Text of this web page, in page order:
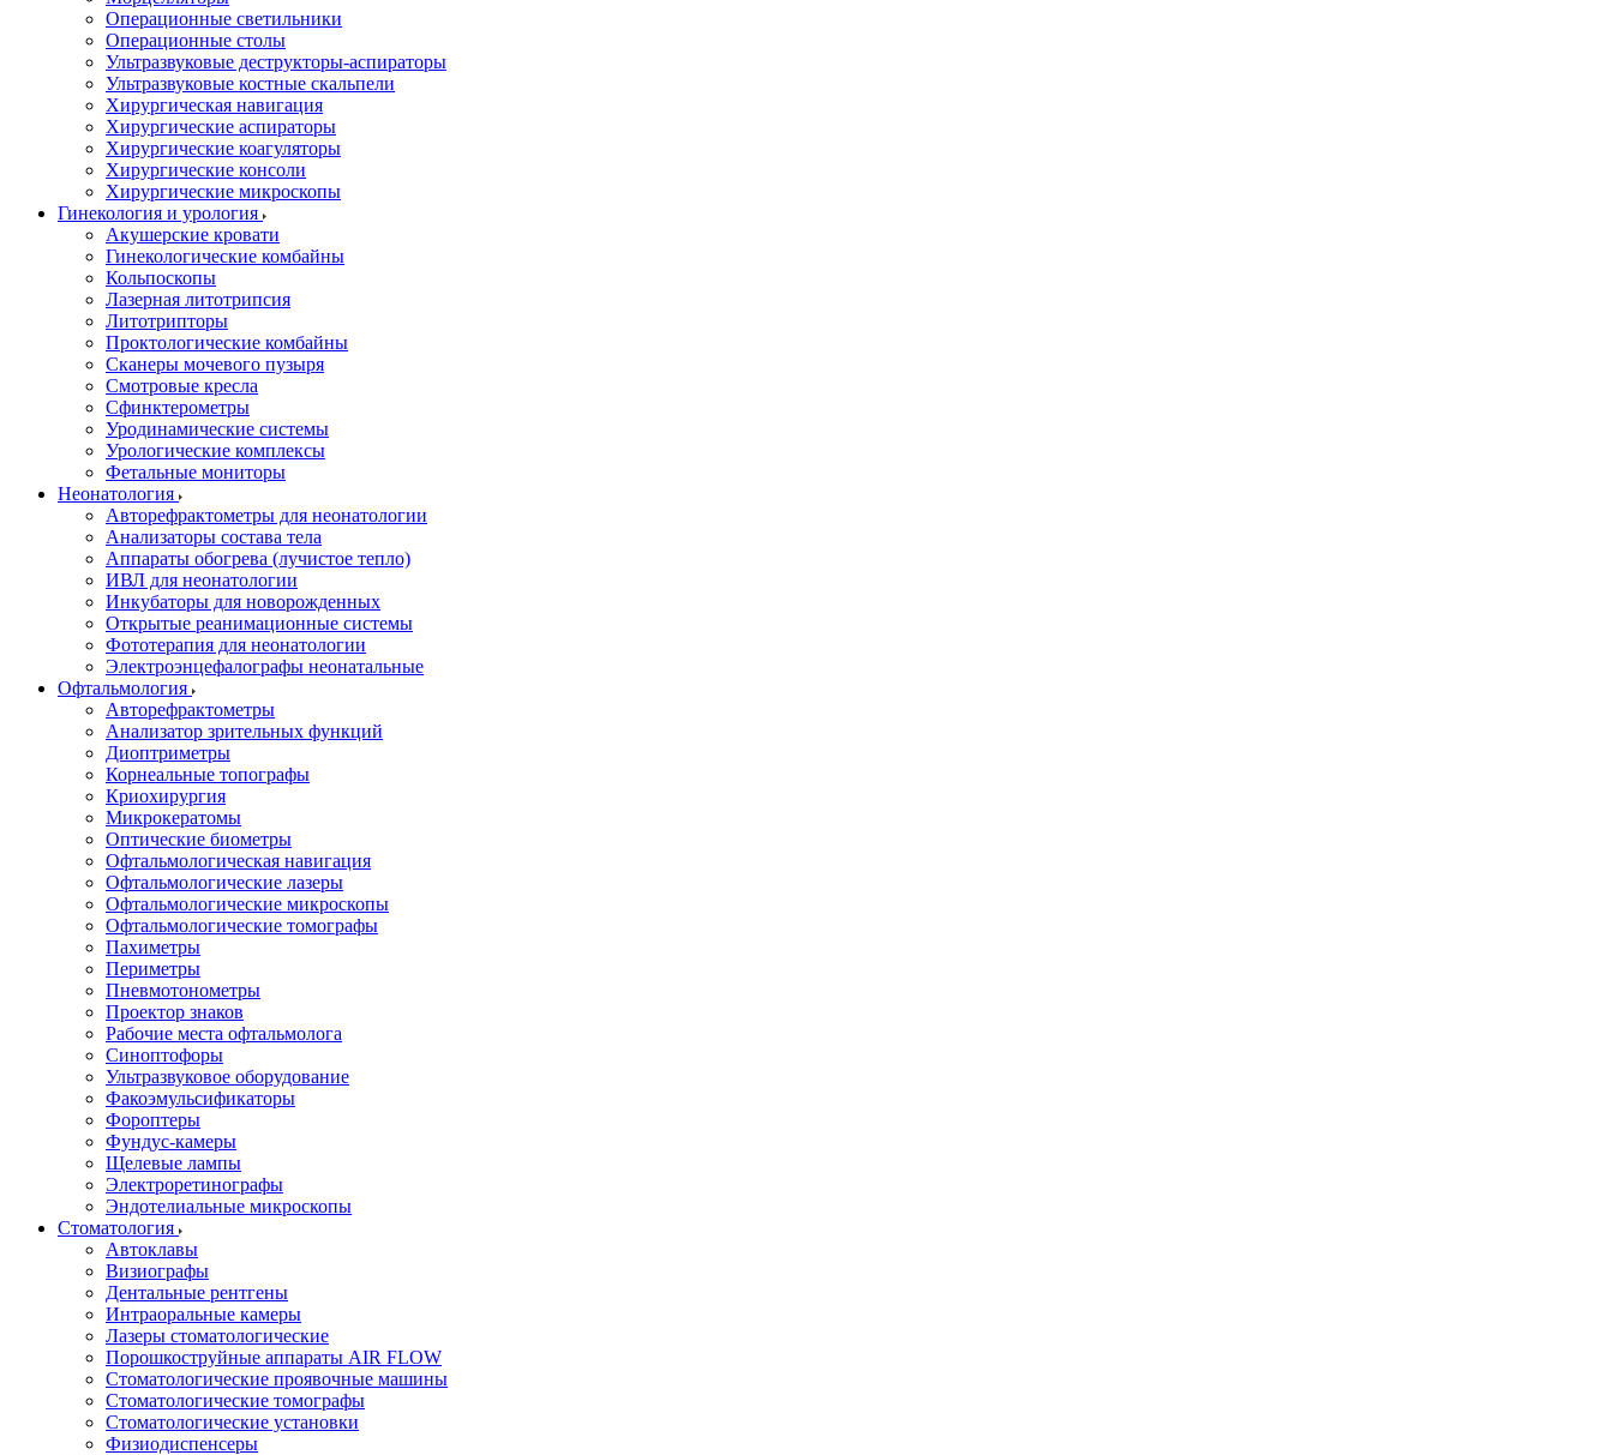
Операционные светильники
Операционные столы
Ультразвуковые деструкторы-аспираторы
Ультразвуковые костные скальпели
Хирургическая навигация
Хирургические аспираторы
Хирургические коагуляторы
Хирургические консоли
Хирургические микроскопы
Гинекология и урология
Акушерские кровати
Гинекологические комбайны
Кольпоскопы
Лазерная литотрипсия
Литотрипторы
Проктологические комбайны
Сканеры мочевого пузыря
Смотровые кресла
Сфинктерометры
Уродинамические системы
Урологические комплексы
Фетальные мониторы
Неонатология
Авторефрактометры для неонатологии
Анализаторы состава тела
Аппараты обогрева (лучистое тепло)
ИВЛ для неонатологии
Инкубаторы для новорожденных
Открытые реанимационные системы
Фототерапия для неонатологии
Электроэнцефалографы неонатальные
Офтальмология
Авторефрактометры
Анализатор зрительных функций
Диоптриметры
Корнеальные топографы
Криохирургия
Микрокератомы
Оптические биометры
Офтальмологическая навигация
Офтальмологические лазеры
Офтальмологические микроскопы
Офтальмологические томографы
Пахиметры
Периметры
Пневмотонометры
Проектор знаков
Рабочие места офтальмолога
Синоптофоры
Ультразвуковое оборудование
Факоэмульсификаторы
Фороптеры
Фундус-камеры
Щелевые лампы
Электроретинографы
Эндотелиальные микроскопы
Стоматология
Автоклавы
Визиографы
Дентальные рентгены
Интраоральные камеры
Лазеры стоматологические
Порошкоструйные аппараты AIR FLOW
Стоматологические проявочные машины
Стоматологические томографы
Стоматологические установки
Физиодиспенсеры